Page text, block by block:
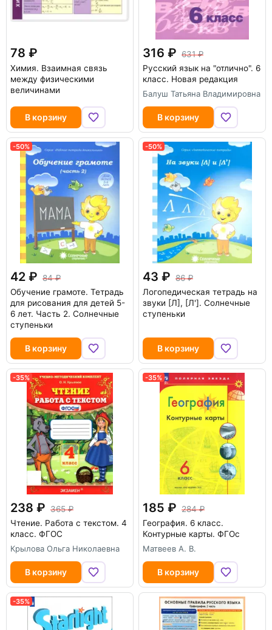
78
Химия. Взаимная связь
между физическими
величинами
В корзину
316
631
Русский язык на "отлично". 6
класс. Новая редакция
Балуш Татьяна Владимировна
В корзину
-50%
42
84
Обучение грамоте. Тетрадь
для рисования для детей 5-
6 лет. Часть 2. Солнечные
ступеньки
В корзину
-50%
43
86
Логопедическая тетрадь на
звуки [Л], [Л']. Солнечные
ступеньки
В корзину
-35%
238
365
Чтение. Работа с текстом. 4
класс. ФГОС
Крылова Ольга Николаевна
В корзину
-35%
185
284
География. 6 класс.
Контурные карты. ФГОс
Матвеев А. В.
В корзину
-35%